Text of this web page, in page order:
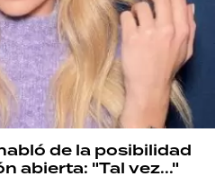
de la posibilidad
abierta: "Tal vez..."